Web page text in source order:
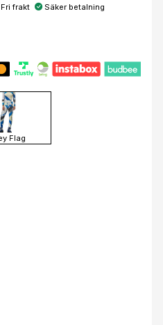
frakt Säker betalning
Flag